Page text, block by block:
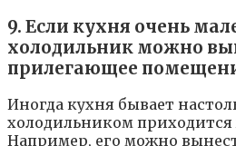
9. Если кухня очень
холодильник можно
прилегающее
Иногда кухня бывает
холодильником приходится
Например, его можно